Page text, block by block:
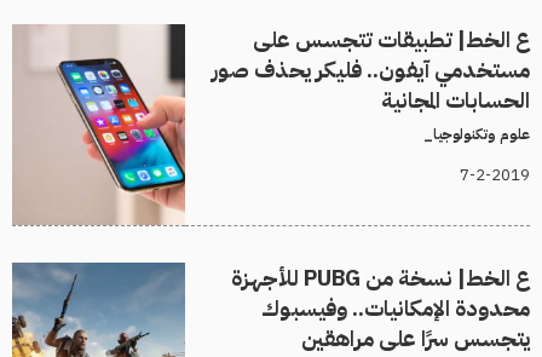
ع الخط| تطبيقات تتجسس على
مستخدمي آيفون.. فليكر يحذف صور
الحسابات المجانية
علوم وتكنولوجيا_
7-2-2019
ع الخط| نسخة من PUBG للأجهزة
محدودة الإمكانيات.. وفيسبوك
يتجسس سرًا على مراهقين